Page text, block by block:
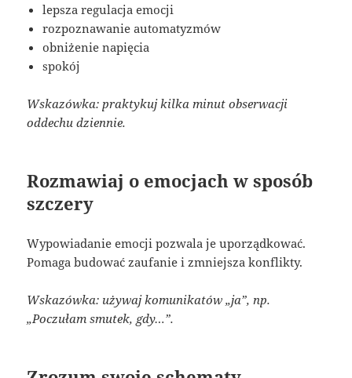
lepsza regulacja emocji
rozpoznawanie automatyzmów
obniżenie napięcia
spokój
Wskazówka: praktykuj kilka minut obserwacji
oddechu dziennie.
Rozmawiaj o emocjach w sposób
szczery
Wypowiadanie emocji pozwala je uporządkować.
Pomaga budować zaufanie i zmniejsza konflikty.
Wskazówka: używaj komunikatów „ja”, np.
„Poczułam smutek, gdy…”.